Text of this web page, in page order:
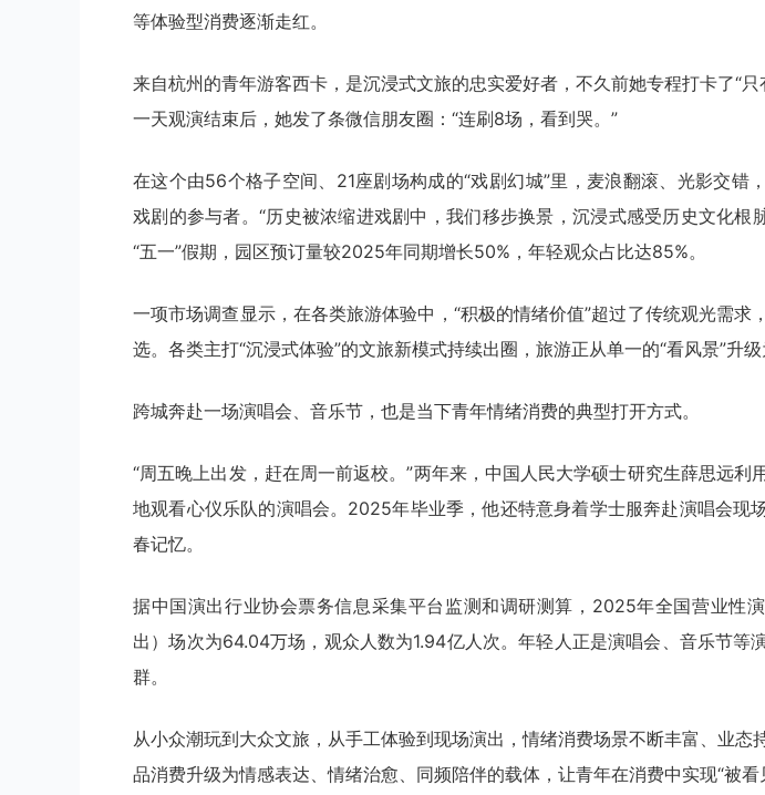
等体验型消费逐渐走红。
来自杭州的青年游客西卡，是沉浸式文旅的忠实爱好者，不久前她专程打卡了“只
一天观演结束后，她发了条微信朋友圈：“连刷8场，看到哭。”
在这个由56个格子空间、21座剧场构成的“戏剧幻城”里，麦浪翻滚、光影交错
戏剧的参与者。“历史被浓缩进戏剧中，我们移步换景，沉浸式感受历史文化根
“五一”假期，园区预订量较2025年同期增长50%，年轻观众占比达85%。
一项市场调查显示，在各类旅游体验中，“积极的情绪价值”超过了传统观光需求
选。各类主打“沉浸式体验”的文旅新模式持续出圈，旅游正从单一的“看风景”升级
跨城奔赴一场演唱会、音乐节，也是当下青年情绪消费的典型打开方式。
“周五晚上出发，赶在周一前返校。”两年来，中国人民大学硕士研究生薛思远利
地观看心仪乐队的演唱会。2025年毕业季，他还特意身着学士服奔赴演唱会现
春记忆。
据中国演出行业协会票务信息采集平台监测和调研测算，2025年全国营业性
出）场次为64.04万场，观众人数为1.94亿人次。年轻人正是演唱会、音乐节等
群。
从小众潮玩到大众文旅，从手工体验到现场演出，情绪消费场景不断丰富、业态
品消费升级为情感表达、情绪治愈、同频陪伴的载体，让青年在消费中实现“被看